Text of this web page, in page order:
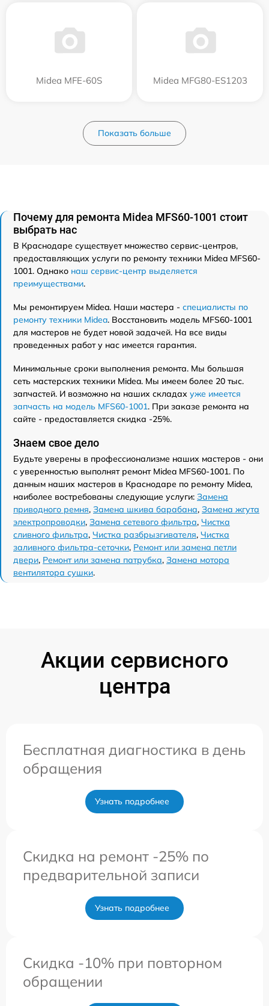
Midea MFE-60S Midea MFG80-ES1203
Показать больше
Почему для ремонта Midea MFS60-1001 стоит
выбрать нас
В Краснодаре существует множество сервис-центров,
предоставляющих услуги по ремонту техники Midea MFS60-
1001. Однако наш сервис-центр выделяется
преимуществами.
Мы ремонтируем Midea. Наши мастера - специалисты по
ремонту техники Midea. Восстановить модель MFS60-1001
для мастеров не будет новой задачей. На все виды
проведенных работ у нас имеется гарантия.
Минимальные сроки выполнения ремонта. Мы большая
сеть мастерских техники Midea. Мы имеем более 20 тыс.
запчастей. И возможно на наших складах уже имеется
запчасть на модель MFS60-1001. При заказе ремонта на
сайте - предоставляется скидка -25%.
Знаем свое дело
Будьте уверены в профессионализме наших мастеров - они
с уверенностью выполнят ремонт Midea MFS60-1001. По
данным наших мастеров в Краснодаре по ремонту Midea,
наиболее востребованы следующие услуги: Замена
приводного ремня, Замена шкива барабана, Замена жгута
электропроводки, Замена сетевого фильтра, Чистка
сливного фильтра, Чистка разбрызгивателя, Чистка
заливного фильтра-сеточки, Ремонт или замена петли
двери, Ремонт или замена патрубка, Замена мотора
вентилятора сушки.
Акции сервисного
центра
Бесплатная диагностика в день
обращения
Узнать подробнее
Скидка на ремонт -25% по
предварительной записи
Узнать подробнее
Скидка -10% при повторном
обращении